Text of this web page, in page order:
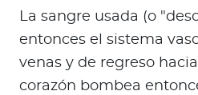
La sangre usada (o
entonces el sistema
venas y de regreso hacia
corazón bombea